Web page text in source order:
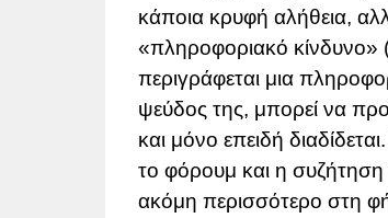
κάποια κρυφή αλήθεια,
«πληροφοριακό
περιγράφεται μια
ψεύδος της, μπορεί να
και μόνο επειδή
το φόρουμ και η συζήτηση
ακόμη περισσότερο στη